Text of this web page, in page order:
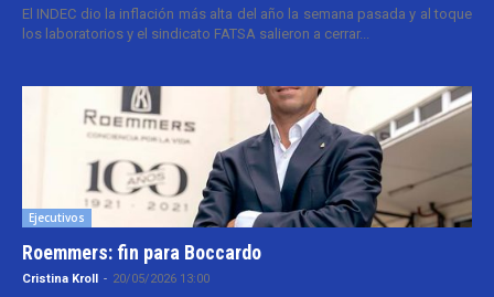
El INDEC dio la inflación más alta del año la semana pasada y al toque
los laboratorios y el sindicato FATSA salieron a cerrar...
Ejecutivos
Roemmers: fin para Boccardo
Cristina Kroll - 20/05/2026 13:00